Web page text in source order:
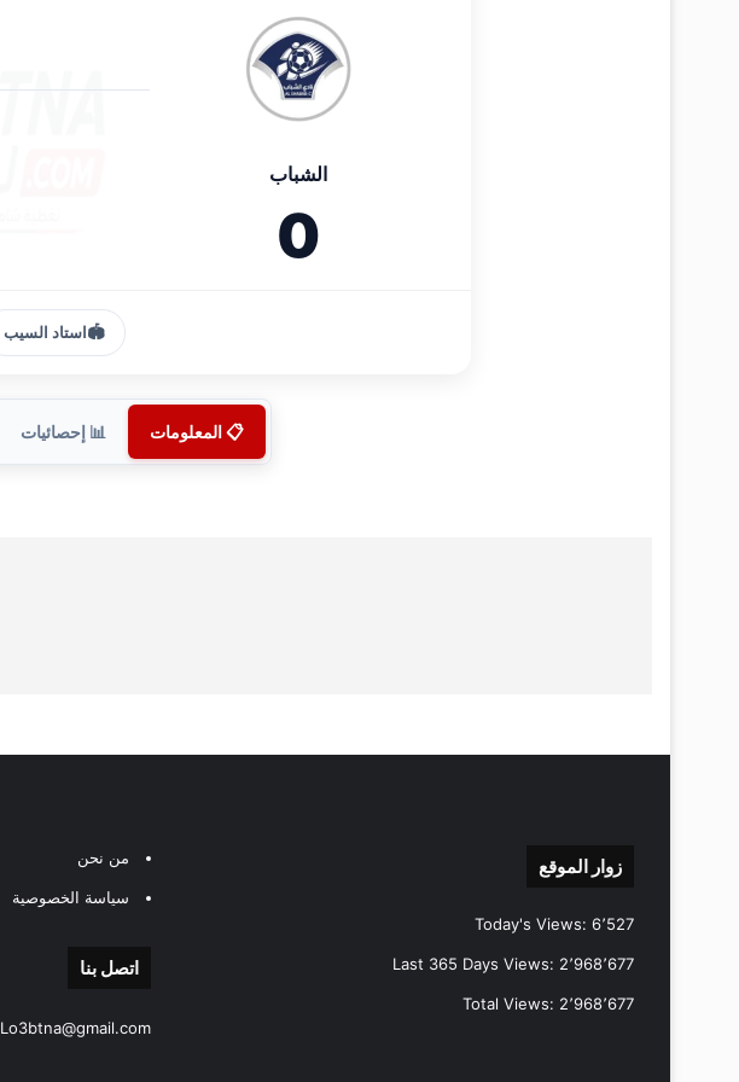
الشباب
0
🏟️استاد السيب
📋 المعلومات 📊 إحصائيات
زوار الموقع
Today's Views: 6٬527
Last 365 Days Views: 2٬968٬677
Total Views: 2٬968٬677
من نحن
سياسة الخصوصية
اتصل بنا
Lo3btna@gmail.com